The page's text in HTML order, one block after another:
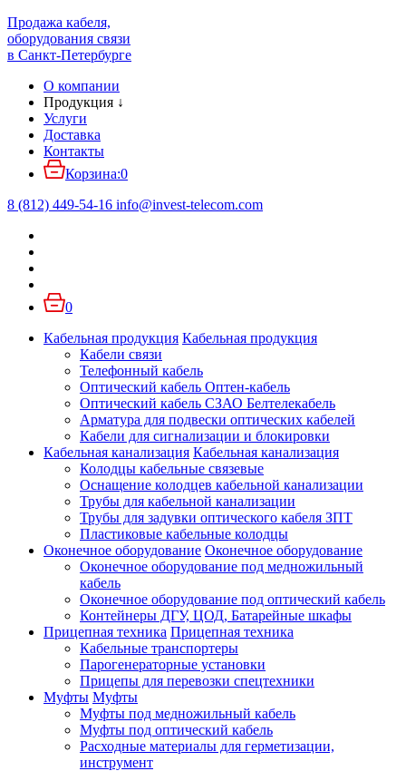
Продажа кабеля,
оборудования связи
в Санкт-Петербурге
О компании
Продукция ↓
Услуги
Доставка
Контакты
Корзина:0
8 (812) 449-54-16 info@invest-telecom.com
0
Кабельная продукция Кабельная продукция
Кабели связи
Телефонный кабель
Оптический кабель Оптен-кабель
Оптический кабель СЗАО Белтелекабель
Арматура для подвески оптических кабелей
Кабели для сигнализации и блокировки
Кабельная канализация Кабельная канализация
Колодцы кабельные связевые
Оснащение колодцев кабельной канализации
Трубы для кабельной канализации
Трубы для задувки оптического кабеля ЗПТ
Пластиковые кабельные колодцы
Оконечное оборудование Оконечное оборудование
Оконечное оборудование под медножильный
кабель
Оконечное оборудование под оптический кабель
Контейнеры ДГУ, ЦОД, Батарейные шкафы
Прицепная техника Прицепная техника
Кабельные транспортеры
Парогенераторные установки
Прицепы для перевозки спецтехники
Муфты Муфты
Муфты под медножильный кабель
Муфты под оптический кабель
Расходные материалы для герметизации,
инструмент